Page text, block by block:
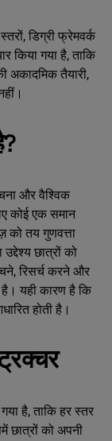
डिग्री फ्रेमवर्क
किया गया है, ताकि
अकादमिक तैयारी,
और वैश्विक
कोई एक समान
को तय गुणवत्ता
छात्रों को
रिसर्च करने और
यही कारण है कि
होती है।
है, ताकि हर स्तर
छात्रों को अपनी